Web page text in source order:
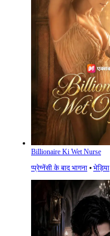
Billionaire Ki Wet Nurse
प्प्रेग्नेंसी के बाद भागना ⦁ भेड़िया